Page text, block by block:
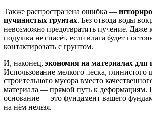
Также распространена ошибка —
пучинистых грунтах. Без отвода воды
невозможно предотвратить пучение. Даже
подушка не спасёт, если влага будет
контактировать с грунтом.
И, наконец, экономия на материалах для
Использование мелкого песка, глинистого
строительного мусора вместо
материала — прямой путь к деформациям.
основание — это фундамент вашего
на нём нельзя.